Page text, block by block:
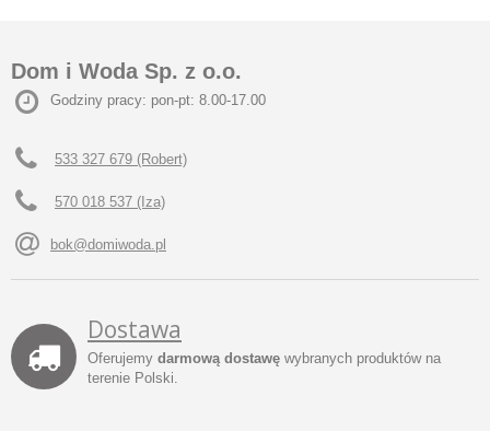
Dom i Woda Sp. z o.o.
Godziny pracy: pon-pt: 8.00-17.00
533 327 679 (Robert)
570 018 537 (Iza)
bok@domiwoda.pl
Dostawa
Oferujemy darmową dostawę wybranych produktów na
terenie Polski.